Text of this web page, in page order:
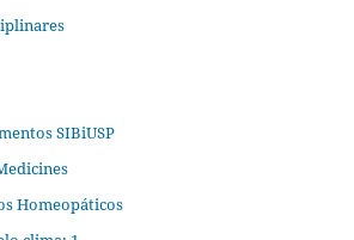
SIBiUSP
Homeopáticos